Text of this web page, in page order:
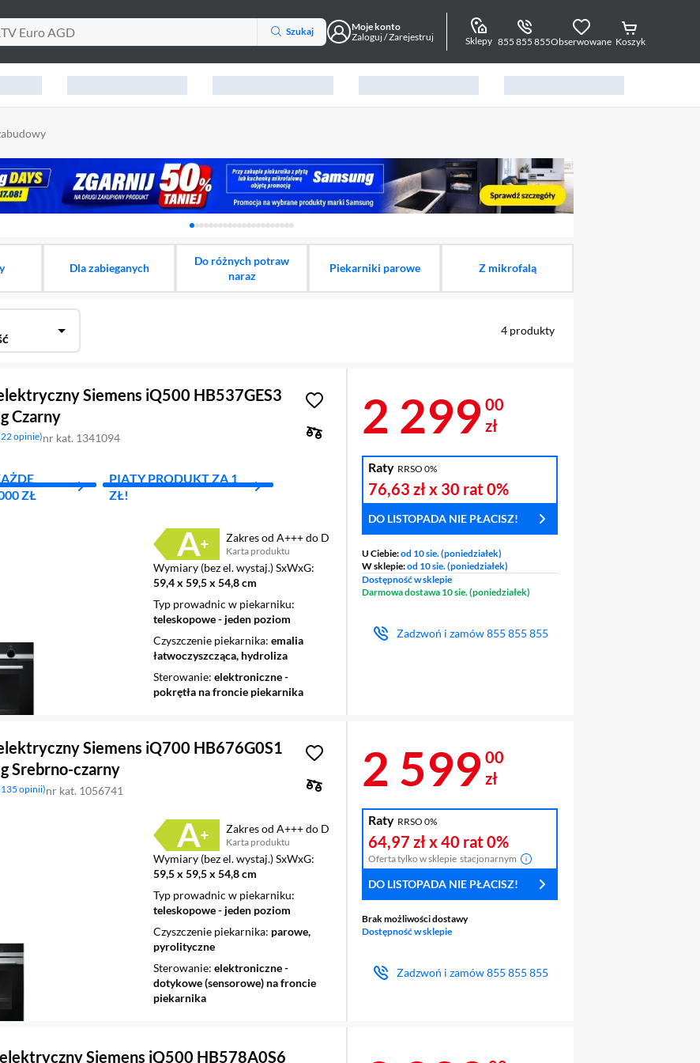
Szukaj
Moje konto
Zaloguj / Zarejestruj
Sklepy 855 855 855Obserwowane Koszyk
Karuzela z banerami, aktualny element 1 z 22
Dla zabieganych
Do różnych potraw
naraz
Piekarniki parowe Z mikrofalą
4 produkty
Siemens iQ500 HB537GES3
Czarny
22 opinie nr kat. 1341094
ZŁ
PIĄTY PRODUKT ZA 1
ZŁ!
Zakres od A+++ do D
Karta produktu
Plik w formacie pdf
(otworzy się w nowym oknie)
Wymiary (bez el. wystaj.) SxWxG
59,4 x 59,5 x 54,8 cm
Typ prowadnic w piekarniku
teleskopowe - jeden poziom
Czyszczenie piekarnika emalia
łatwoczyszcząca, hydroliza
Sterowanie elektroniczne -
pokrętła na froncie piekarnika
Cena 2 299 zł
2 299 00
zł
Raty RRSO 0%
76,63 złx 30 rat0%
DO LISTOPADA NIE PŁACISZ!
U Ciebie:od 10 sie. (poniedziałek)
W sklepie:od 10 sie. (poniedziałek)
Dostępność w sklepie
Darmowa dostawa 10 sie. (poniedziałek)
Zadzwoń i zamów855 855 855
Siemens iQ700 HB676G0S1
Srebrno-czarny
135 opinii nr kat. 1056741
Zakres od A+++ do D
Karta produktu
Plik w formacie pdf
(otworzy się w nowym oknie)
Wymiary (bez el. wystaj.) SxWxG
59,5 x 59,5 x 54,8 cm
Typ prowadnic w piekarniku
teleskopowe - jeden poziom
Czyszczenie piekarnika parowe,
pyrolityczne
Sterowanie elektroniczne -
dotykowe (sensorowe) na froncie
piekarnika
Cena 2 599 zł
2 599 00
zł
Raty RRSO 0%
64,97 złx 40 rat0%
Oferta tylko w sklepie stacjonarnym
DO LISTOPADA NIE PŁACISZ!
Brak możliwości dostawy
Dostępność w sklepie
Zadzwoń i zamów855 855 855
Siemens iQ500 HB578A0S6